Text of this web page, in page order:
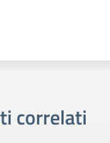
correlati